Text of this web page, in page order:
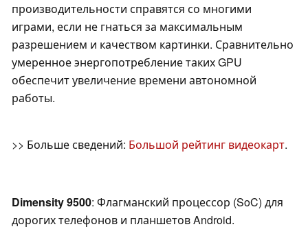
производительности справятся со многими
играми, если не гнаться за максимальным
разрешением и качеством картинки. Сравнительно
умеренное энергопотребление таких GPU
обеспечит увеличение времени автономной
работы.
>> Больше сведений: Большой рейтинг видеокарт.
Dimensity 9500: Флагманский процессор (SoC) для
дорогих телефонов и планшетов Android.